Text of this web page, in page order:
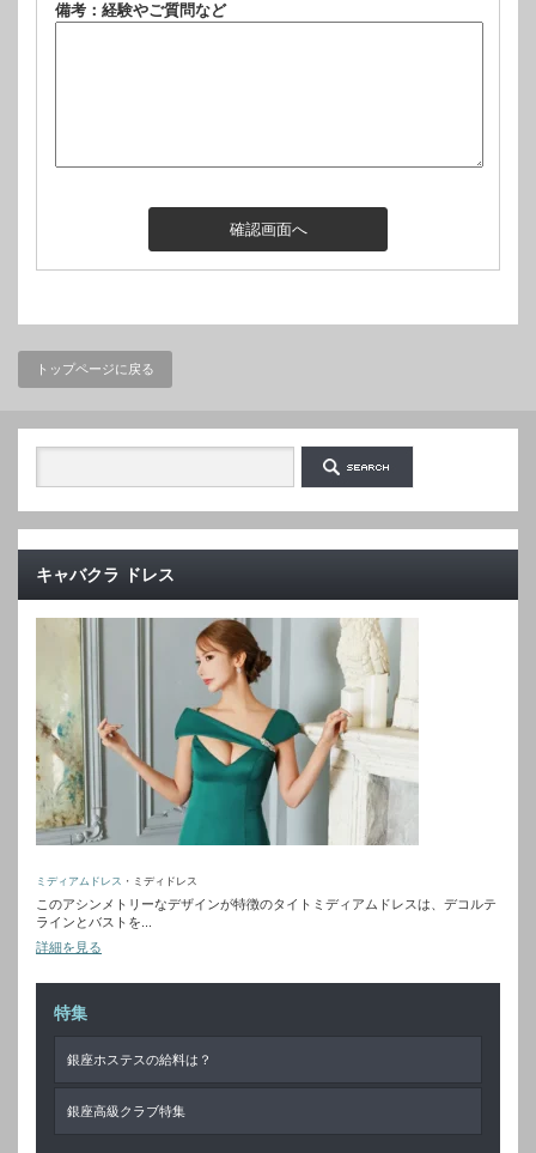
備考：経験やご質問など
トップページに戻る
キャバクラ ドレス
ミディアムドレス ・ミディドレス
このアシンメトリーなデザインが特徴のタイトミディアムドレスは、デコルテ
ラインとバストを...
詳細を見る
特集
銀座ホステスの給料は？
銀座高級クラブ特集